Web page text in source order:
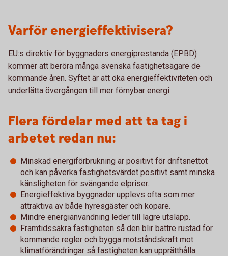
Varför energieffektivisera?
EU:s direktiv för byggnaders energiprestanda (EPBD)
kommer att beröra många svenska fastighetsägare de
kommande åren. Syftet är att öka energieffektiviteten och
underlätta övergången till mer förnybar energi.
Flera fördelar med att ta tag i
arbetet redan nu:
Minskad energiförbrukning är positivt för driftsnettot
och kan påverka fastighetsvärdet positivt samt minska
känsligheten för svängande elpriser.
Energieffektiva byggnader upplevs ofta som mer
attraktiva av både hyresgäster och köpare.
Mindre energianvändning leder till lägre utsläpp.
Framtidssäkra fastigheten så den blir bättre rustad för
kommande regler och bygga motståndskraft mot
klimatförändringar så fastigheten kan upprätthålla